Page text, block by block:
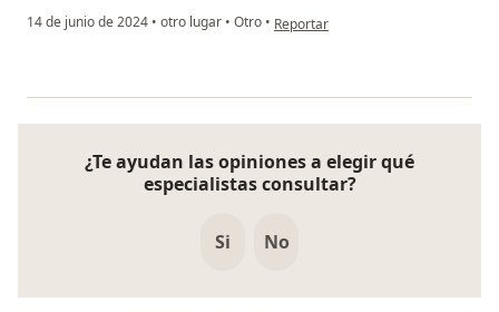
14 de junio de 2024 • otro lugar • Otro • en opinión del usuario MJ
Reportar
¿Te ayudan las opiniones a elegir qué
especialistas consultar?
Si No